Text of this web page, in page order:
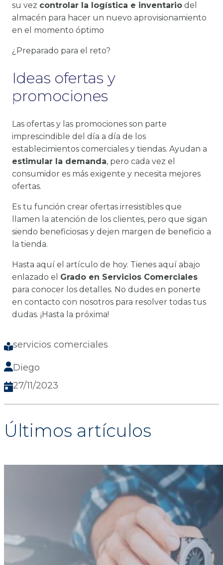
su vez controlar la logística e inventario del
almacén para hacer un nuevo aprovisionamiento
en el momento óptimo
¿Preparado para el reto?
Ideas ofertas y
promociones
Las ofertas y las promociones son parte
imprescindible del día a día de los
establecimientos comerciales y tiendas. Ayudan a
estimular la demanda, pero cada vez el
consumidor es más exigente y necesita mejores
ofertas.
Es tu función crear ofertas irresistibles que
llamen la atención de los clientes, pero que sigan
siendo beneficiosas y dejen margen de beneficio a
la tienda.
Hasta aquí el artículo de hoy. Tienes aquí abajo
enlazado el Grado en Servicios Comerciales
para conocer los detalles. No dudes en ponerte
en contacto con nosotros para resolver todas tus
dudas. ¡Hasta la próxima!
servicios comerciales
Diego
27/11/2023
Últimos artículos